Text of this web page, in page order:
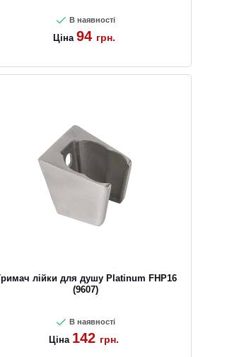
В наявності
Ціна 94 грн.
лійки для душу Platinum FHP16
(9607)
В наявності
Ціна 142 грн.